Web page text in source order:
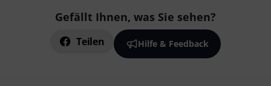
Gefällt Ihnen, was Sie sehen?
Teilen Hilfe & Feedback